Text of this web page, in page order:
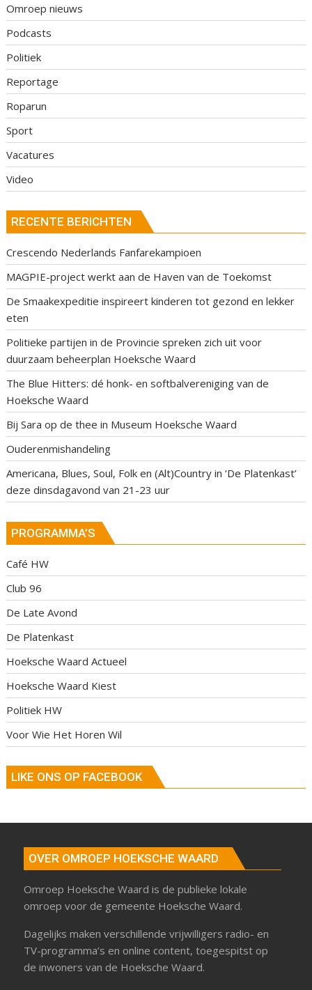
Omroep nieuws
Podcasts
Politiek
Reportage
Roparun
Sport
Vacatures
Video
RECENTE BERICHTEN
Crescendo Nederlands Fanfarekampioen
MAGPIE-project werkt aan de Haven van de Toekomst
De Smaakexpeditie inspireert kinderen tot gezond en lekker
eten
Politieke partijen in de Provincie spreken zich uit voor
duurzaam beheerplan Hoeksche Waard
The Blue Hitters: dé honk- en softbalvereniging van de
Hoeksche Waard
Bij Sara op de thee in Museum Hoeksche Waard
Ouderenmishandeling
Americana, Blues, Soul, Folk en (Alt)Country in ‘De Platenkast’
deze dinsdagavond van 21-23 uur
PROGRAMMA’S
Café HW
Club 96
De Late Avond
De Platenkast
Hoeksche Waard Actueel
Hoeksche Waard Kiest
Politiek HW
Voor Wie Het Horen Wil
LIKE ONS OP FACEBOOK
OVER OMROEP HOEKSCHE WAARD
Omroep Hoeksche Waard is de publieke lokale
omroep voor de gemeente Hoeksche Waard.
Dagelijks maken verschillende vrijwilligers radio- en
TV-programma’s en online content, toegespitst op
de inwoners van de Hoeksche Waard.